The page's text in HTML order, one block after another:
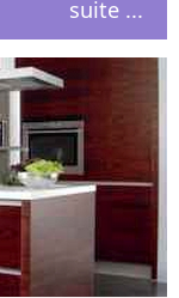
suite ...